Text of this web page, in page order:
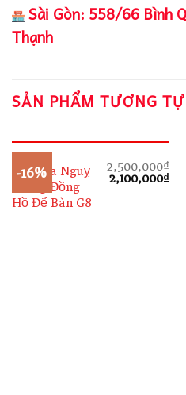
Sài Gòn: 558/66 Bình
Thạnh
SẢN PHẨM TƯƠNG TỰ
-16%
Camera Nguỵ
Trang Đồng
Hồ Để Bàn G8
2,500,000₫
Giá
2,100,000₫Giá